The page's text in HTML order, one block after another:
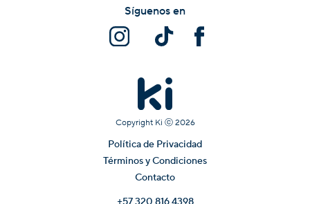
Copyright Ki ⓒ 2026
Política de Privacidad
Términos y Condiciones
Contacto
Síguenos en